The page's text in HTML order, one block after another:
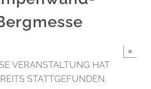
VERANSTALTUNG HAT
STATTGEFUNDEN.
×